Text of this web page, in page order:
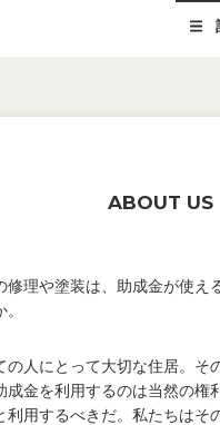
ABOUT US
修理や塗装は、助成金が使え
の人にとって大切な住居。そ
成金を利用するのは当然の権
利用するべきだ。私たちはそ